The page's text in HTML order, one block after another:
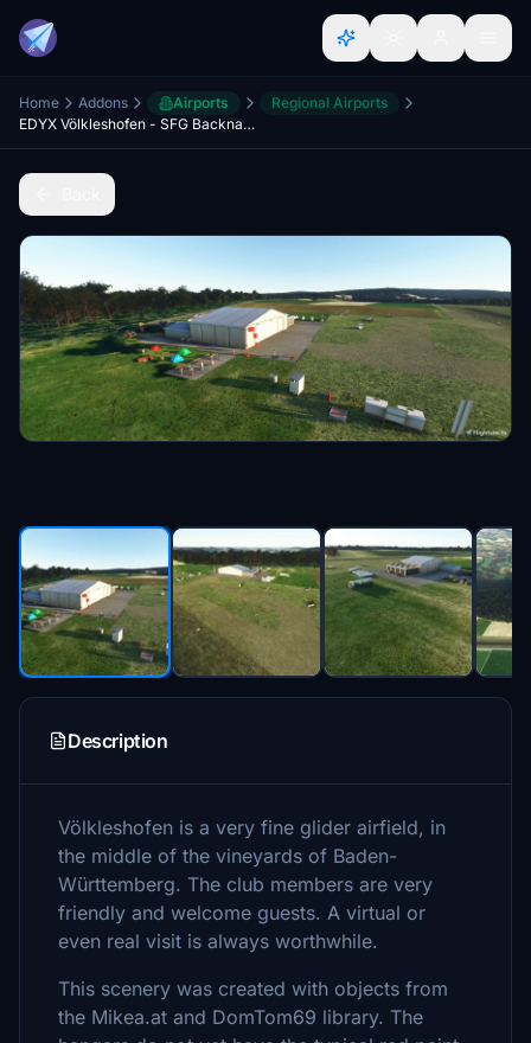
Home Addons Airports
Regional Airports
EDYX Völkleshofen - SFG Backnang
Description
Völkleshofen is a very fine glider airfield, in
the middle of the vineyards of Baden-
Württemberg. The club members are very
friendly and welcome guests. A virtual or
even real visit is always worthwhile.
This scenery was created with objects from
the Mikea.at and DomTom69 library. The